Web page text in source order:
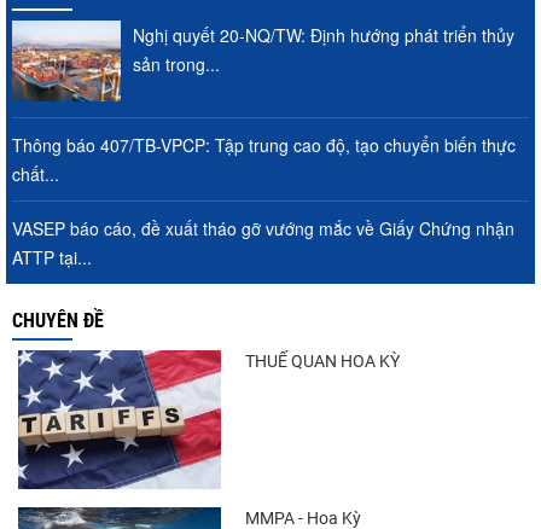
Nghị quyết 20-NQ/TW: Định hướng phát triển thủy
sản trong...
Thông báo 407/TB-VPCP: Tập trung cao độ, tạo chuyển biến thực
chất...
VASEP báo cáo, đề xuất tháo gỡ vướng mắc về Giấy Chứng nhận
ATTP tại...
CHUYÊN ĐỀ
THUẾ QUAN HOA KỲ
MMPA - Hoa Kỳ